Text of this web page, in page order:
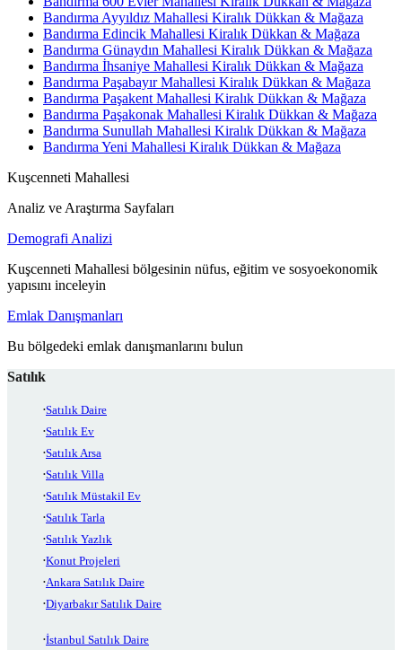
Bandırma Ayyıldız Mahallesi Kiralık Dükkan & Mağaza
Bandırma Edincik Mahallesi Kiralık Dükkan & Mağaza
Bandırma Günaydın Mahallesi Kiralık Dükkan & Mağaza
Bandırma İhsaniye Mahallesi Kiralık Dükkan & Mağaza
Bandırma Paşabayır Mahallesi Kiralık Dükkan & Mağaza
Bandırma Paşakent Mahallesi Kiralık Dükkan & Mağaza
Bandırma Paşakonak Mahallesi Kiralık Dükkan & Mağaza
Bandırma Sunullah Mahallesi Kiralık Dükkan & Mağaza
Bandırma Yeni Mahallesi Kiralık Dükkan & Mağaza
Kuşcenneti Mahallesi
Analiz ve Araştırma Sayfaları
Demografi Analizi
Kuşcenneti Mahallesi bölgesinin nüfus, eğitim ve sosyoekonomik
yapısını inceleyin
Emlak Danışmanları
Bu bölgedeki emlak danışmanlarını bulun
Satılık
Satılık Daire
Satılık Ev
Satılık Arsa
Satılık Villa
Satılık Müstakil Ev
Satılık Tarla
Satılık Yazlık
Konut Projeleri
Ankara Satılık Daire
Diyarbakır Satılık Daire
İstanbul Satılık Daire